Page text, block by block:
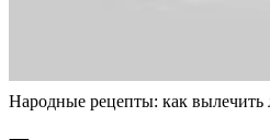
Народные рецепты: как вылечить